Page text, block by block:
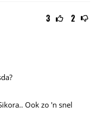
3 2
Ook zo 'n snel